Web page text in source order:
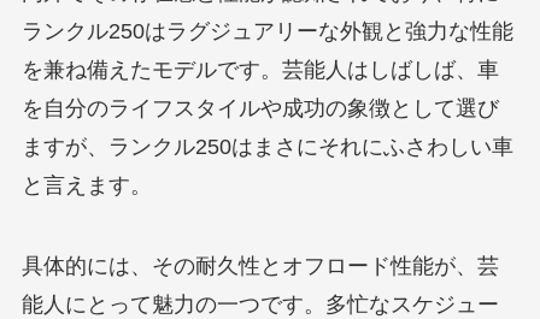
ランクル250はラグジュアリーな外観と強力な性能
を兼ね備えたモデルです。芸能人はしばしば、車
を自分のライフスタイルや成功の象徴として選び
ますが、ランクル250はまさにそれにふさわしい車
と言えます。
具体的には、その耐久性とオフロード性能が、芸
能人にとって魅力の一つです。多忙なスケジュー